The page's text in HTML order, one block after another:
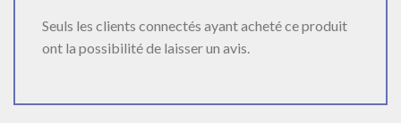
Seuls les clients connectés ayant acheté ce produit
ont la possibilité de laisser un avis.